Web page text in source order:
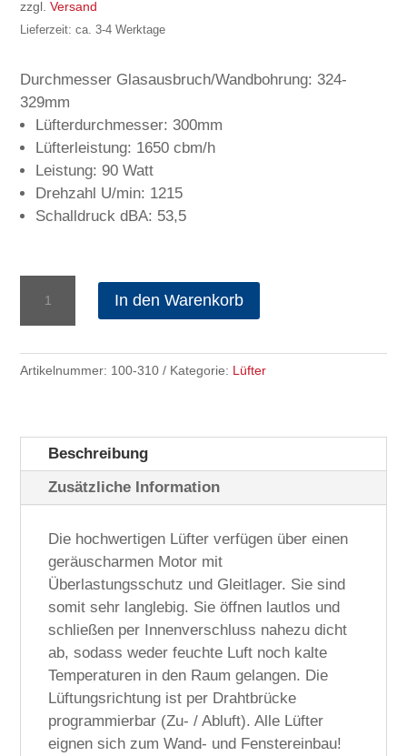
zzgl.Versand
Lieferzeit: ca. 3-4 Werktage
Durchmesser Glasausbruch/Wandbohrung: 324-
329mm
Lüfterdurchmesser: 300mm
Lüfterleistung: 1650 cbm/h
Leistung: 90 Watt
Drehzahl U/min: 1215
Schalldruck dBA: 53,5
Maxi
1650cbm/h
Ø
300mm
In den Warenkorb
Artikelnummer: 100-310 Kategorie: Lüfter
Beschreibung
Zusätzliche Information
Die hochwertigen Lüfter verfügen über einen
geräuscharmen Motor mit
Überlastungsschutz und Gleitlager. Sie sind
somit sehr langlebig. Sie öffnen lautlos und
schließen per Innenverschluss nahezu dicht
ab, sodass weder feuchte Luft noch kalte
Temperaturen in den Raum gelangen. Die
Lüftungsrichtung ist per Drahtbrücke
programmierbar (Zu- / Abluft). Alle Lüfter
eignen sich zum Wand- und Fenstereinbau!